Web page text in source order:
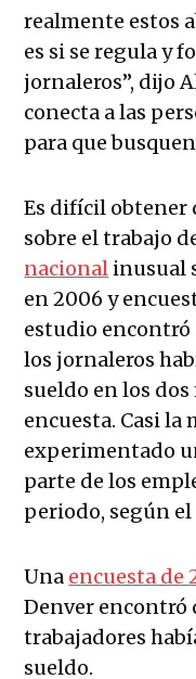
realmente estos
es si se regula y
jornaleros”, dijo
conecta a las
para que
Es difícil obtener
sobre el trabajo
nacional inusual
en 2006 y
estudio encontró
los jornaleros
sueldo en los
encuesta. Casi la
experimentado
parte de los
periodo, según
Una encuesta de
Denver encontró
trabajadores
sueldo.